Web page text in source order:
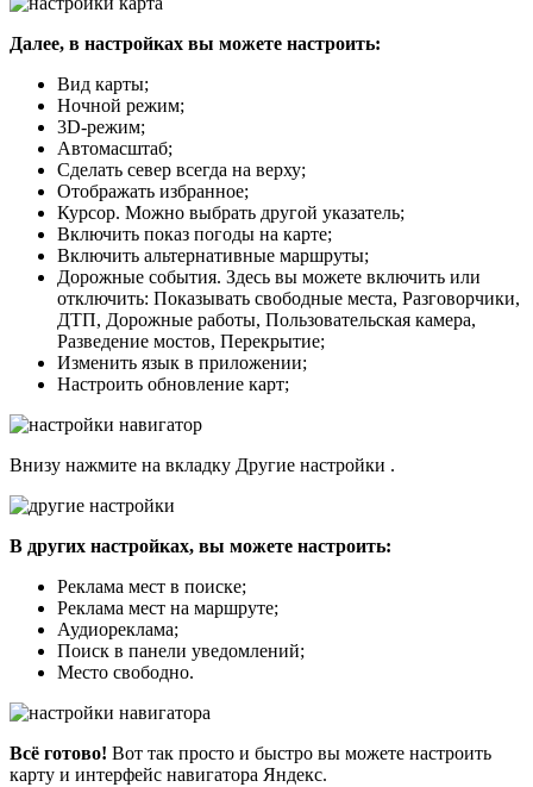
Далее, в настройках вы можете настроить:
Вид карты;
Ночной режим;
3D-режим;
Автомасштаб;
Сделать север всегда на верху;
Отображать избранное;
Курсор. Можно выбрать другой указатель;
Включить показ погоды на карте;
Включить альтернативные маршруты;
Дорожные события. Здесь вы можете включить или
отключить: Показывать свободные места, Разговорчики,
ДТП, Дорожные работы, Пользовательская камера,
Разведение мостов, Перекрытие;
Изменить язык в приложении;
Настроить обновление карт;
Внизу нажмите на вкладку Другие настройки .
В других настройках, вы можете настроить:
Реклама мест в поиске;
Реклама мест на маршруте;
Аудиореклама;
Поиск в панели уведомлений;
Место свободно.
Всё готово! Вот так просто и быстро вы можете настроить
карту и интерфейс навигатора Яндекс.